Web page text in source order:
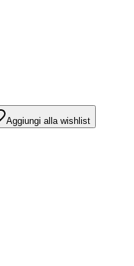
Aggiungi alla wishlist